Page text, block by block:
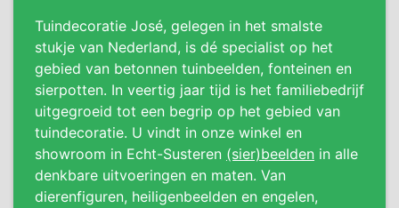
Tuindecoratie José, gelegen in het smalste
stukje van Nederland, is dé specialist op het
gebied van betonnen tuinbeelden, fonteinen en
sierpotten. In veertig jaar tijd is het familiebedrijf
uitgegroeid tot een begrip op het gebied van
tuindecoratie. U vindt in onze winkel en
showroom in Echt-Susteren (sier)beelden in alle
denkbare uitvoeringen en maten. Van
dierenfiguren, heiligenbeelden en engelen,